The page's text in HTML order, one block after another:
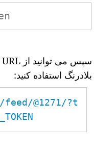
بلادرنگ استفاده کنید:
@1271/?t